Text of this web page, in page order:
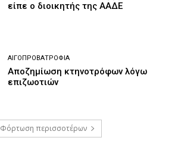
είπε ο διοικητής της ΑΑΔΕ
ΑΙΓΟΠΡΟΒΑΤΡΟΦΊΑ
Αποζημίωση κτηνοτρόφων λόγω
επιζωοτιών
Φόρτωση περισσοτέρων